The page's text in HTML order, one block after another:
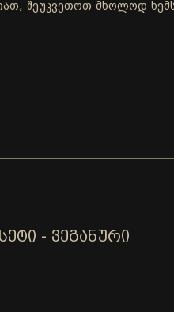
შეუკვეთოთ მხოლოდ
- ᲕᲔᲒᲐᲜᲣᲠᲘ